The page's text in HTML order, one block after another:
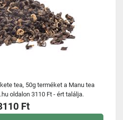
tea, 50g terméket a Manu tea
oldalon 3110 Ft - ért találja.
Ft